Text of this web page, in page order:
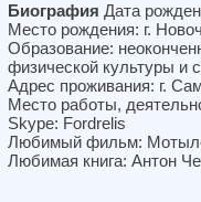
Биография Дата
Место рождения: г.
Образование:
физической культуры и
Адрес проживания: г.
Место работы,
Skype: Fordrelis
Любимый фильм:
Любимая книга: Антон